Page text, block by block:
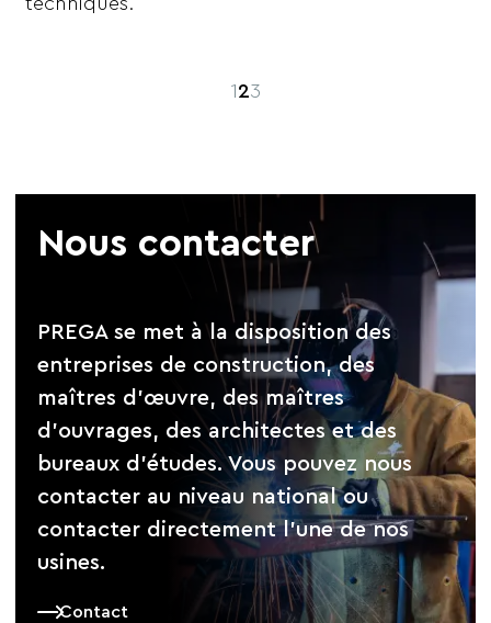
1 23
Nous contacter
PREGA se met à la disposition des
entreprises de construction, des
maîtres d’œuvre, des maîtres
d’ouvrages, des architectes et des
bureaux d’études. Vous pouvez nous
contacter au niveau national ou
contacter directement l’une de nos
usines.
Contact